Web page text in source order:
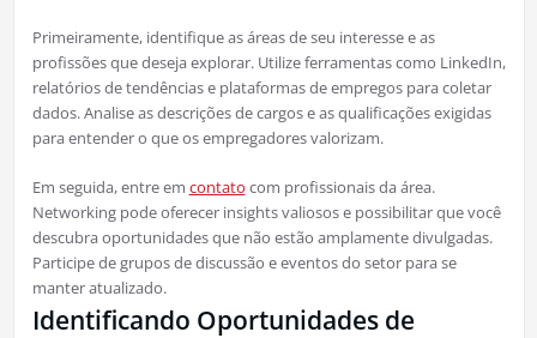
Primeiramente, identifique as áreas de seu interesse e as
profissões que deseja explorar. Utilize ferramentas como LinkedIn,
relatórios de tendências e plataformas de empregos para coletar
dados. Analise as descrições de cargos e as qualificações exigidas
para entender o que os empregadores valorizam.
Em seguida, entre em contato com profissionais da área.
Networking pode oferecer insights valiosos e possibilitar que você
descubra oportunidades que não estão amplamente divulgadas.
Participe de grupos de discussão e eventos do setor para se
manter atualizado.
Identificando Oportunidades de